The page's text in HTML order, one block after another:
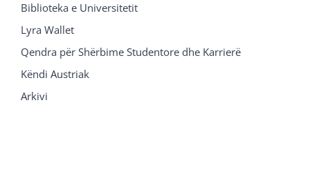
Biblioteka e Universitetit
Lyra Wallet
Qendra për Shërbime Studentore dhe Karrierë
Këndi Austriak
Arkivi